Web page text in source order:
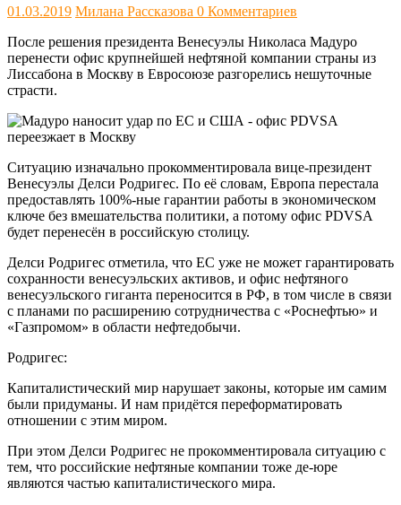
01.03.2019 Милана Рассказова 0 Комментариев
После решения президента Венесуэлы Николаса Мадуро
перенести офис крупнейшей нефтяной компании страны из
Лиссабона в Москву в Евросоюзе разгорелись нешуточные
страсти.
Ситуацию изначально прокомментировала вице-президент
Венесуэлы Делси Родригес. По её словам, Европа перестала
предоставлять 100%-ные гарантии работы в экономическом
ключе без вмешательства политики, а потому офис PDVSA
будет перенесён в российскую столицу.
Делси Родригес отметила, что ЕС уже не может гарантировать
сохранности венесуэльских активов, и офис нефтяного
венесуэльского гиганта переносится в РФ, в том числе в связи
с планами по расширению сотрудничества с «Роснефтью» и
«Газпромом» в области нефтедобычи.
Родригес:
Капиталистический мир нарушает законы, которые им самим
были придуманы. И нам придётся переформатировать
отношении с этим миром.
При этом Делси Родригес не прокомментировала ситуацию с
тем, что российские нефтяные компании тоже де-юре
являются частью капиталистического мира.